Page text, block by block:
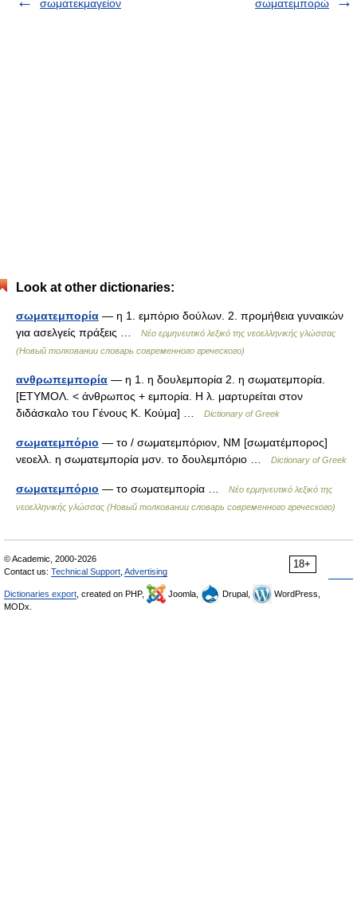
σωματεκμαγείον
σωματεμπορώ
Look at other dictionaries:
σωματεμπορία — η 1. εμπόριο δούλων. 2. προμήθεια γυναικών
για ασελγείς πράξεις …
Νέο ερμηνευτικό λεξικό της νεοελληνικής γλώσσας
(Новый толковании словарь современного греческого)
ανθρωπεμπορία — η 1. η δουλεμπορία 2. η σωματεμπορία.
[ΕΤΥΜΟΛ. < άνθρωπος + εμπορία. Η λ. μαρτυρείται στον
διδάσκαλο του Γένους Κ. Κούμα] …
Dictionary of Greek
σωματεμπόριο — το / σωματεμπόριον, ΝΜ [σωματέμπορος]
νεοελλ. η σωματεμπορία μσν. το δουλεμπόριο …
Dictionary of Greek
σωματεμπόριο — το σωματεμπορία …
Νέο ερμηνευτικό λεξικό της
νεοελληνικής γλώσσας (Новый толковании словарь современного греческого)
18+
© Academic, 2000-2026
Contact us: Technical Support Advertising
Dictionaries export , created on PHP, Joomla, Drupal,
WordPress,
MODx.